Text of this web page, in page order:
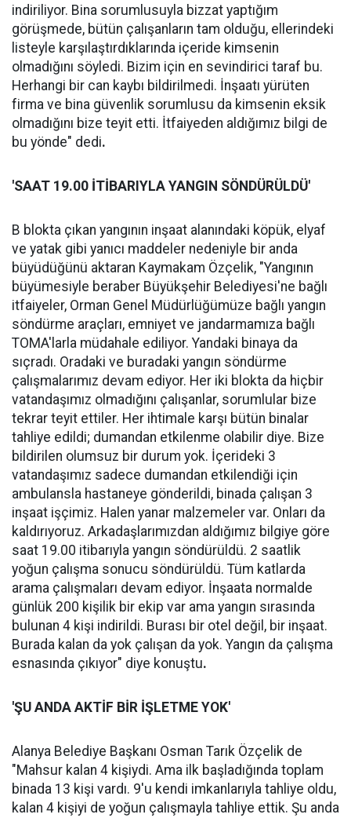
indiriliyor. Bina sorumlusuyla bizzat yaptığım
görüşmede, bütün çalışanların tam olduğu, ellerindeki
listeyle karşılaştırdıklarında içeride kimsenin
olmadığını söyledi. Bizim için en sevindirici taraf bu.
Herhangi bir can kaybı bildirilmedi. İnşaatı yürüten
firma ve bina güvenlik sorumlusu da kimsenin eksik
olmadığını bize teyit etti. İtfaiyeden aldığımız bilgi de
bu yönde" dedi.
'SAAT 19.00 İTİBARIYLA YANGIN SÖNDÜRÜLDÜ'
B blokta çıkan yangının inşaat alanındaki köpük, elyaf
ve yatak gibi yanıcı maddeler nedeniyle bir anda
büyüdüğünü aktaran Kaymakam Özçelik, "Yangının
büyümesiyle beraber Büyükşehir Belediyesi'ne bağlı
itfaiyeler, Orman Genel Müdürlüğümüze bağlı yangın
söndürme araçları, emniyet ve jandarmamıza bağlı
TOMA'larla müdahale ediliyor. Yandaki binaya da
sıçradı. Oradaki ve buradaki yangın söndürme
çalışmalarımız devam ediyor. Her iki blokta da hiçbir
vatandaşımız olmadığını çalışanlar, sorumlular bize
tekrar teyit ettiler. Her ihtimale karşı bütün binalar
tahliye edildi; dumandan etkilenme olabilir diye. Bize
bildirilen olumsuz bir durum yok. İçerideki 3
vatandaşımız sadece dumandan etkilendiği için
ambulansla hastaneye gönderildi, binada çalışan 3
inşaat işçimiz. Halen yanar malzemeler var. Onları da
kaldırıyoruz. Arkadaşlarımızdan aldığımız bilgiye göre
saat 19.00 itibarıyla yangın söndürüldü. 2 saatlik
yoğun çalışma sonucu söndürüldü. Tüm katlarda
arama çalışmaları devam ediyor. İnşaata normalde
günlük 200 kişilik bir ekip var ama yangın sırasında
bulunan 4 kişi indirildi. Burası bir otel değil, bir inşaat.
Burada kalan da yok çalışan da yok. Yangın da çalışma
esnasında çıkıyor" diye konuştu.
'ŞU ANDA AKTİF BİR İŞLETME YOK'
Alanya Belediye Başkanı Osman Tarık Özçelik de
"Mahsur kalan 4 kişiydi. Ama ilk başladığında toplam
binada 13 kişi vardı. 9'u kendi imkanlarıyla tahliye oldu,
kalan 4 kişiyi de yoğun çalışmayla tahliye ettik. Şu anda